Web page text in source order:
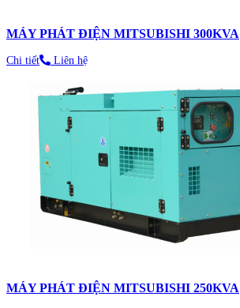
MÁY PHÁT ĐIỆN MITSUBISHI 300KVA
Chi tiết Liên hệ
MÁY PHÁT ĐIỆN MITSUBISHI 250KVA